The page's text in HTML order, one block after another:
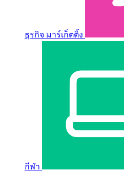
ธุรกิจ มาร์เก็ตติ้ง
กีฬา